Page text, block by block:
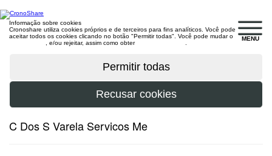
MENU
Informação sobre cookies
Cronoshare utiliza cookies próprios e de terceiros para fins analíticos. Você pode
aceitar todos os cookies clicando no botão "Permitir todas". Você pode mudar o
, e/ou rejeitar, assim como obter
C Dos S Varela Servicos Me